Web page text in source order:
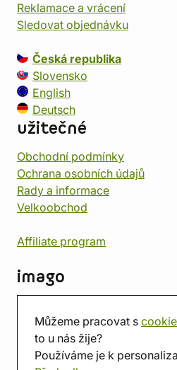
Můžeme pracovat s
to u nás žije?
Používáme je k
Reklamace a vrácení
Sledovat objednávku
Česká republika
Slovensko
English
Deutsch
užitečné
Obchodní podmínky
Ochrana osobních údajů
Rady a informace
Velkoobchod
Affiliate program
imago
Prodejna
Herna
O nás